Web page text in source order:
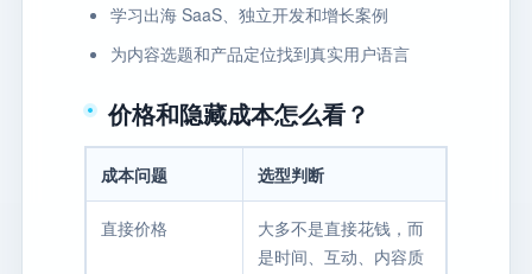
学习出海 SaaS、独立开发和增长案例
为内容选题和产品定位找到真实用户语言
价格和隐藏成本怎么看？
成本问题 选型判断
直接价格
大多不是直接花钱，而
是时间、互动、内容质